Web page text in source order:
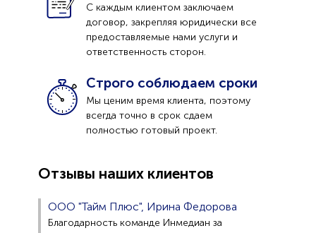
С каждым клиентом заключаем
договор, закрепляя юридически все
предоставляемые нами услуги и
ответственность сторон.
Строго соблюдаем сроки
Мы ценим время клиента, поэтому
всегда точно в срок сдаем
полностью готовый проект.
Отзывы наших клиентов
ООО "Тайм Плюс", Ирина Федорова
Благодарность команде Инмедиан за